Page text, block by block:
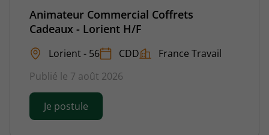
Animateur Commercial Coffrets
Cadeaux - Lorient H/F
Lorient - 56 CDD
France Travail
Publié le 7 août 2026
Je postule